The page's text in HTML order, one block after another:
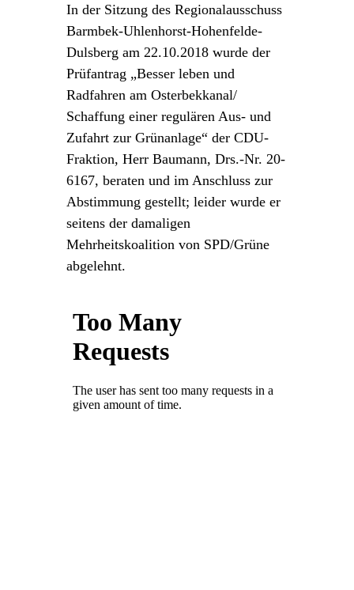
In der Sitzung des Regionalausschuss
Barmbek-Uhlenhorst-Hohenfelde-
Dulsberg am 22.10.2018 wurde der
Prüfantrag „Besser leben und
Radfahren am Osterbekkanal/
Schaffung einer regulären Aus- und
Zufahrt zur Grünanlage“ der CDU-
Fraktion, Herr Baumann, Drs.-Nr. 20-
6167, beraten und im Anschluss zur
Abstimmung gestellt; leider wurde er
seitens der damaligen
Mehrheitskoalition von SPD/Grüne
abgelehnt.